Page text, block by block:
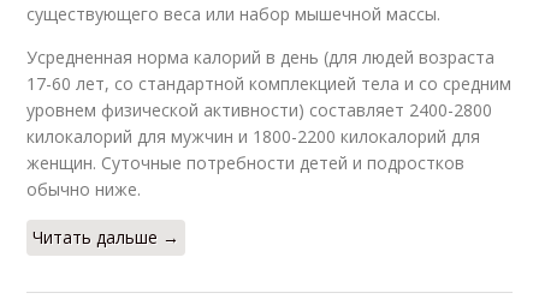
существующего веса или набор мышечной массы.
Усредненная норма калорий в день (для людей возраста
17-60 лет, со стандартной комплекцией тела и со средним
уровнем физической активности) составляет 2400-2800
килокалорий для мужчин и 1800-2200 килокалорий для
женщин. Суточные потребности детей и подростков
обычно ниже.
Читать дальше →